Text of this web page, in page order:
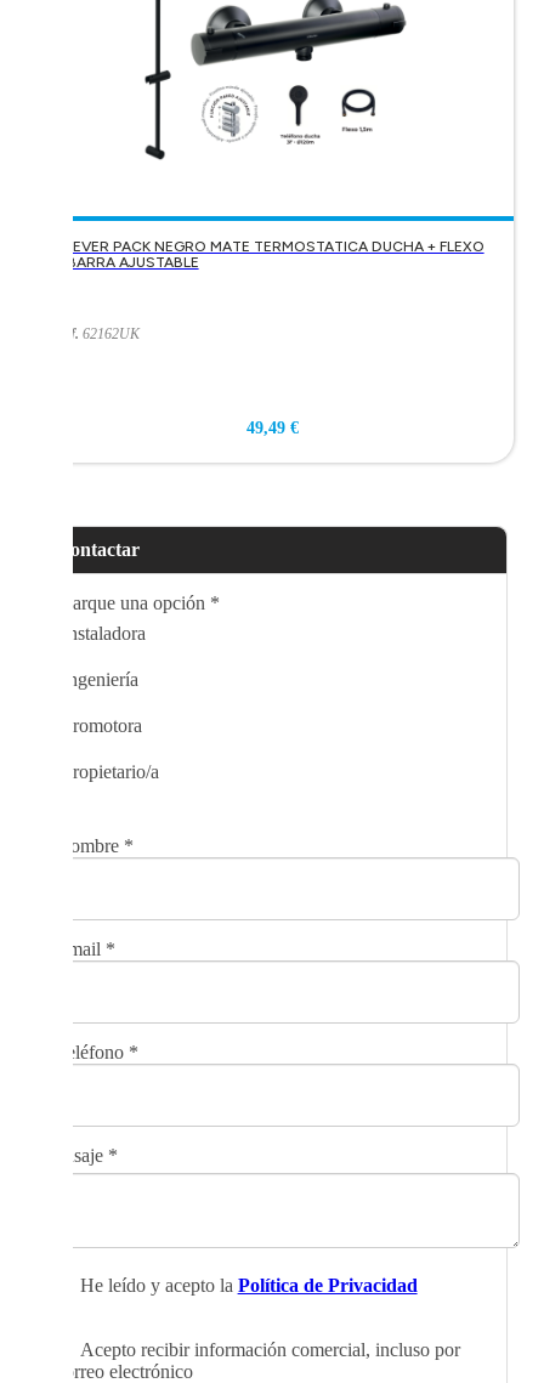
CLEVER PACK NEGRO MATE TERMOSTATICA DUCHA + FLEXO
+ BARRA AJUSTABLE
Ref. 62162UK
49,49 €
Contactar
Marque una opción *
Instaladora
Ingeniería
Promotora
Propietario/a
Nombre *
Email *
Teléfono *
Mensaje *
He leído y acepto la Política de Privacidad
Acepto recibir información comercial, incluso por
correo electrónico